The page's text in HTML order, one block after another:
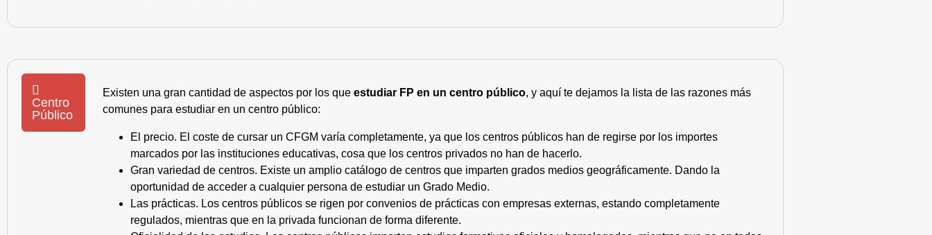
Centro
Público
Existen una gran cantidad de aspectos por los queestudiar FP en un centro público, y aquí te dejamos la lista de las razones más
comunes para estudiar en un centro público:
El precio. El coste de cursar un CFGM varía completamente, ya que los centros públicos han de regirse por los importes
marcados por las instituciones educativas, cosa que los centros privados no han de hacerlo.
Gran variedad de centros. Existe un amplio catálogo de centros que imparten grados medios geográficamente. Dando la
oportunidad de acceder a cualquier persona de estudiar un Grado Medio.
Las prácticas. Los centros públicos se rigen por convenios de prácticas con empresas externas, estando completamente
regulados, mientras que en la privada funcionan de forma diferente.